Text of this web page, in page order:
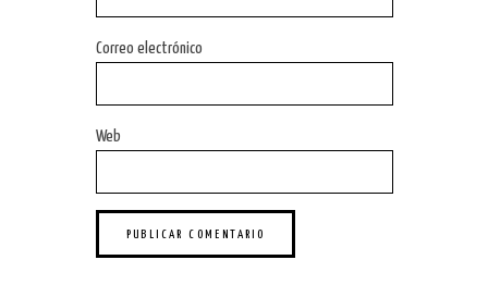
Correo electrónico
Web